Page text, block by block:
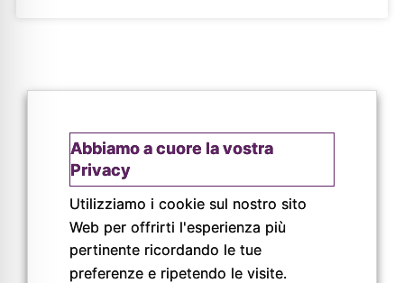
© Copyright 2026
Pigreco Srl Unipersonale
Abbiamo a cuore la vostra
Privacy
Utilizziamo i cookie sul nostro sito
Web per offrirti l'esperienza più
pertinente ricordando le tue
preferenze e ripetendo le visite.